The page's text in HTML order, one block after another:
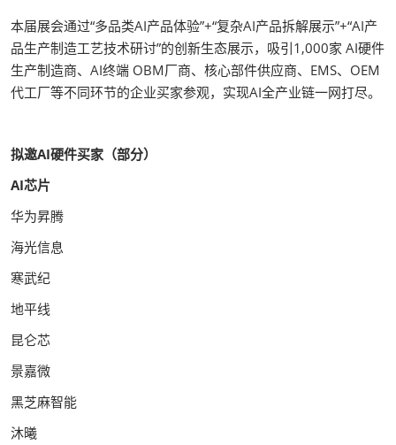
本届展会通过“多品类AI产品体验”+“复杂AI产品拆解展示”+“AI产
品生产制造工艺技术研讨”的创新生态展示，吸引1,000家 AI硬件
生产制造商、AI终端 OBM厂商、核心部件供应商、EMS、OEM
代工厂等不同环节的企业买家参观，实现AI全产业链一网打尽。
拟邀AI硬件买家（部分）
AI芯片
华为昇腾
海光信息
寒武纪
地平线
昆仑芯
景嘉微
黑芝麻智能
沐曦